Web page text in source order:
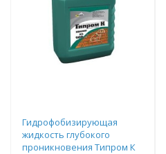
Гидрофобизирующая
жидкость глубокого
проникновения Типром К